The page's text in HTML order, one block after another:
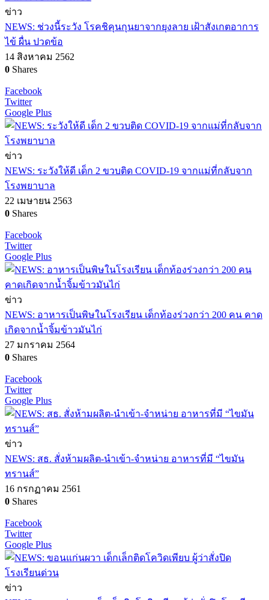
ข่าว
NEWS: ช่วงนี้ระวัง โรคชิคุนกุนยาจากยุงลาย เฝ้าสังเกตอาการ
ไข้ ผื่น ปวดข้อ
14 สิงหาคม 2562
0 Shares
Facebook
Twitter
Google Plus
ข่าว
NEWS: ระวังให้ดี เด็ก 2 ขวบติด COVID-19 จากแม่ที่กลับจาก
โรงพยาบาล
22 เมษายน 2563
0 Shares
Facebook
Twitter
Google Plus
ข่าว
NEWS: อาหารเป็นพิษในโรงเรียน เด็กท้องร่วงกว่า 200 คน คาด
เกิดจากน้ำจิ้มข้าวมันไก่
27 มกราคม 2564
0 Shares
Facebook
Twitter
Google Plus
ข่าว
NEWS: สธ. สั่งห้ามผลิต-นำเข้า-จำหน่าย อาหารที่มี “ไขมัน
ทรานส์”
16 กรกฏาคม 2561
0 Shares
Facebook
Twitter
Google Plus
ข่าว